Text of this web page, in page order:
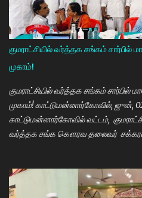
முன்பு 8 ம் வகுப்பு அல்லது 10 ம்
பள்ளிப்படிப்பை நிறுத்தும் நிலையை
வரை படிக்க வேண்டும். அவர்களுக்கு
அதிக முயற்சி எடுத்து வருகிறார்கள்.
மாணவியர்களுக்கு மாதந்தோறும்
திட்டத்தை செயல்படுத்தி வருகிறார்.
குமராட்சியில் வர்த்தக சங்கம்
முகாம்!
குமராட்சியில் வர்த்தக சங்கம் சார்பில்
முகாம்! காட்டுமன்னார்கோவில், ஜுன்,
காட்டுமன்னார்கோவில் வட்டம்,
வர்த்தக சங்க கௌரவ தலைவர்
ஒருங்கிணைப்பாளர் திருவேங்கடம்
நடைபெற்றது. நிகழ்ச்சியில் கண்